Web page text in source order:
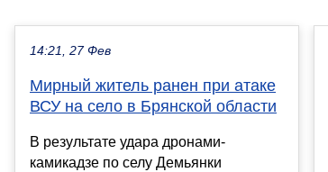
14:21, 27 Фев
Мирный житель ранен при атаке
ВСУ на село в Брянской области
В результате удара дронами-
камикадзе по селу Демьянки